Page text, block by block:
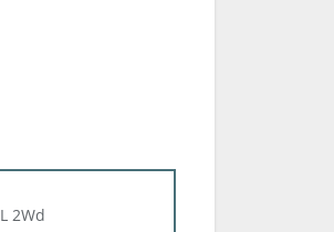
2Wd